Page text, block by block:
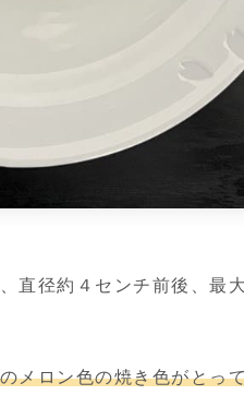
直径約４センチ前後、最
メロン色の焼き色がとっ